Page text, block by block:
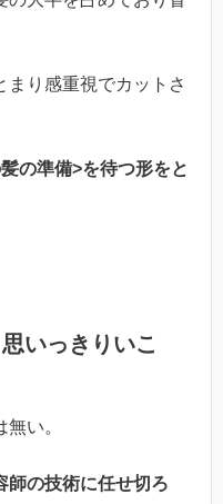
まり感重視でカットさ
の準備>を待つ形をと
いっきりいこ
い。
師の技術に任せ切ろ